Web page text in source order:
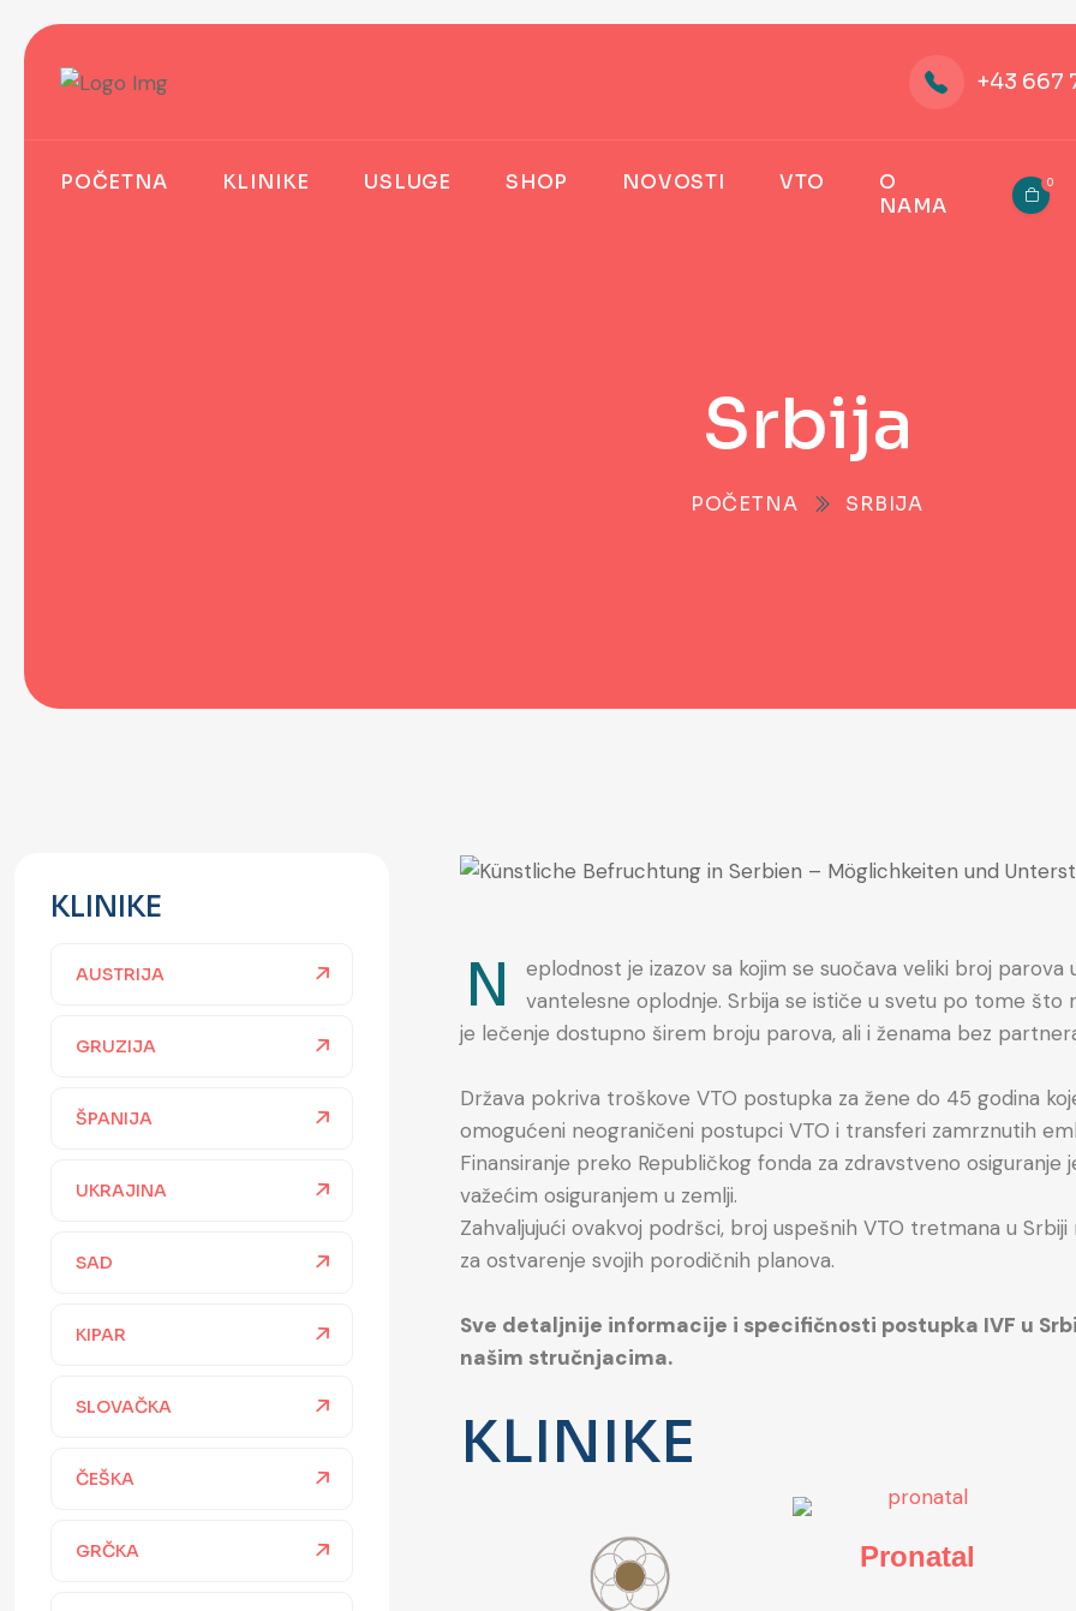
+43 667
POČETNA KLINIKE USLUGE SHOP NOVOSTI VTO
O
NAMA
0
Srbija
POČETNA SRBIJA
N
eplodnost je izazov sa kojim se suočava veliki broj
vantelesne oplodnje. Srbija se ističe u svetu po tome što
je lečenje dostupno širem broju parova, ali i ženama bez
Država pokriva troškove VTO postupka za žene do 45 godina
omogućeni neograničeni postupci VTO i transferi zamrznutih
Finansiranje preko Republičkog fonda za zdravstveno osiguranje
važećim osiguranjem u zemlji.
Zahvaljujući ovakvoj podršci, broj uspešnih VTO tretmana u
za ostvarenje svojih porodičnih planova.
Sve detaljnije informacije i specifičnosti postupka IVF u
našim stručnjacima.
KLINIKE
Pronatal
KLINIKE
AUSTRIJA
GRUZIJA
ŠPANIJA
UKRAJINA
SAD
KIPAR
SLOVAČKA
ČEŠKA
GRČKA